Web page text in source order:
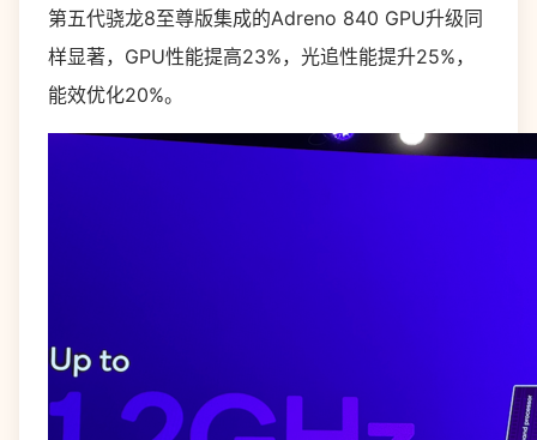
第五代骁龙8至尊版集成的Adreno 840 GPU升级同
样显著，GPU性能提高23%，光追性能提升25%，
能效优化20%。